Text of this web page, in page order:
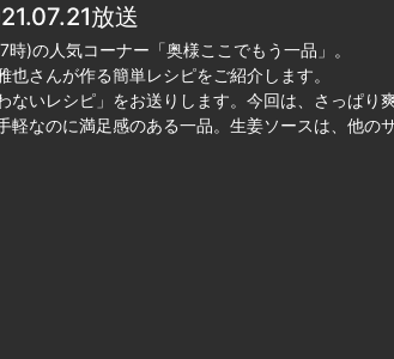
放送
)の人気コーナー「奥様ここでもう一品」。
さんが作る簡単レシピをご紹介します。
いレシピ」をお送りします。今回は、さっぱり
なのに満足感のある一品。生姜ソースは、他の